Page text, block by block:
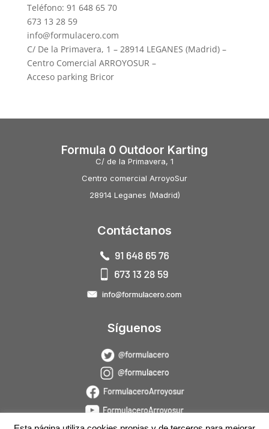
Teléfono: 91 648 65 70
673 13 28 59
info@formulacero.com
C/ De la Primavera, 1 – 28914 LEGANES (Madrid) –
Centro Comercial ARROYOSUR –
Acceso parking Bricor
Formula 0 Outdoor Karting
C/ de la Primavera, 1
Centro comercial ArroyoSur
28914 Leganes (Madrid)
Contáctanos
Síguenos